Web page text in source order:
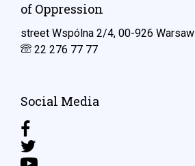
of Oppression
street Wspólna 2/4, 00-926 Warsaw
22 276 77 77
Social Media